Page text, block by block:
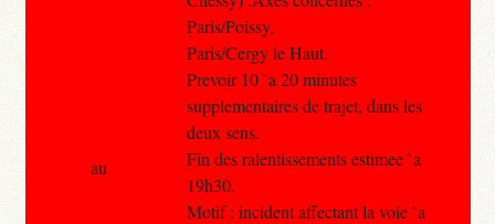
Paris/Poissy,
Paris/Cergy le Haut.
Prevoir 10 `a 20 minutes
supplementaires de trajet, dans les
deux sens.
Fin des ralentissements estimee `a
19h30.
Motif : incident affectant la voie `a
au